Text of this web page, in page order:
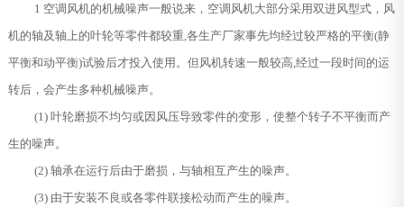
1 空调风机的机械噪声一般说来，空调风机大部分采用双进风型式，风
机的轴及轴上的叶轮等零件都较重,各生产厂家事先均经过较严格的平衡(静
平衡和动平衡)试验后才投入使用。但风机转速一般较高,经过一段时间的运
转后，会产生多种机械噪声。
(1) 叶轮磨损不均匀或因风压导致零件的变形，使整个转子不平衡而产
生的噪声。
(2) 轴承在运行后由于磨损，与轴相互产生的噪声。
(3) 由于安装不良或各零件联接松动而产生的噪声。